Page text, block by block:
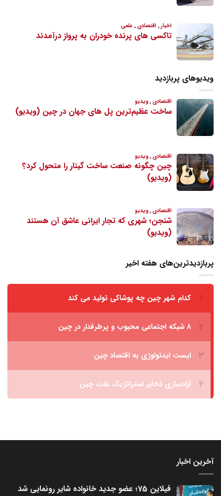
ویدیوهای پربازدید
پربازدیدترین‌های هفته اخیر
آخرین اخبار
فیلاین 75؛ عضو جدید خانواده شایر رونمایی شد